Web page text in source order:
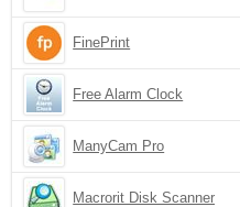
FinePrint
Free Alarm Clock
ManyCam Pro
Macrorit Disk Scanner